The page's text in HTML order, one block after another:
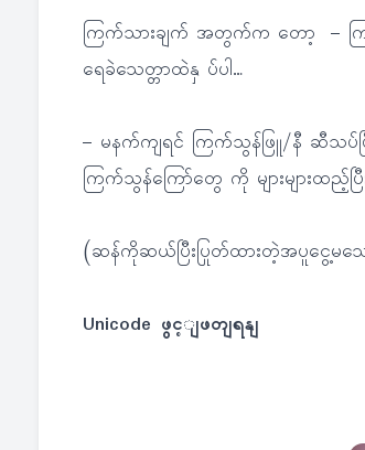
ကြက်သားချက် အတွက်က တော့ – က
ရေခဲသေတ္တာထဲနှ ပ်ပါ…
– မနက်ကျရင် ကြက်သွန်ဖြူ/နီ ဆီသပ်
ကြက်သွန်ကြော်တွေ ကို များများထ
(ဆန်ကိုဆယ်ပြီးပြုတ်ထားတဲ့အပူငွေ့မ
Unicode ဖွင့ျဖတျရနျ